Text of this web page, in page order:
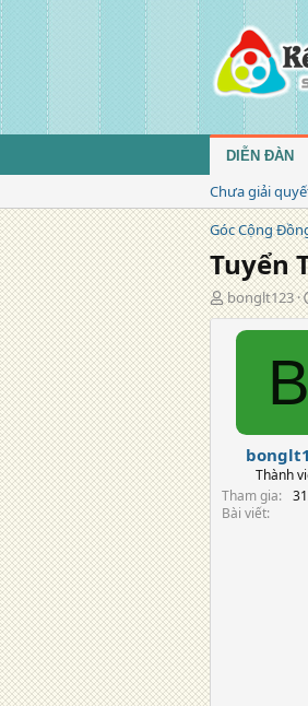
DIỄN ĐÀN
Chưa giải
Góc Cộng
Tuyển
T
á
bonglt123
B
Thành
Tham gia
Bài viết